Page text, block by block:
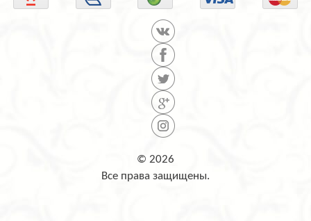
© 2026
Все права защищены.